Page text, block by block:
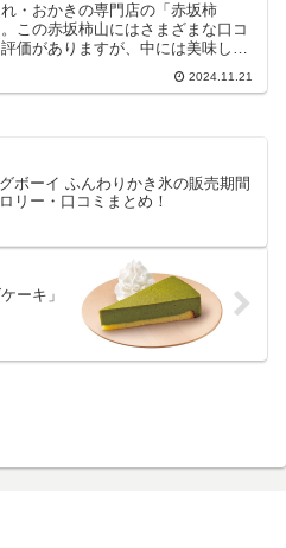
・おかきの専門店の「赤坂柿
この赤坂柿山にはさまざまな口コ
評価がありますが、中には美味しく
というものもあります。ここでは、
柿山を美味しくないと感じる理由
2024.11.21
ボーイ ふんわりかき氷の販売期間
リー・口コミまとめ！
ーキ」